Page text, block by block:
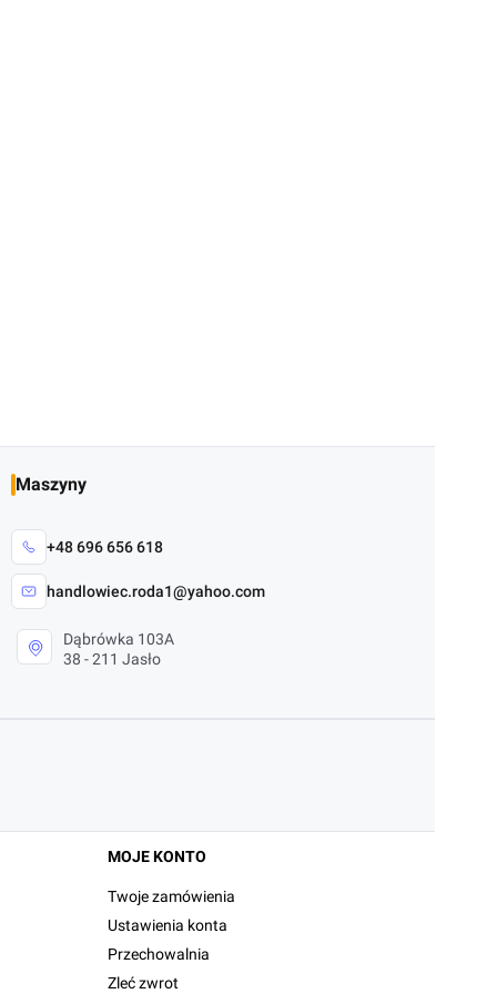
Maszyny
+48 696 656 618
handlowiec.roda1@yahoo.com
Dąbrówka 103A
38 - 211 Jasło
MOJE KONTO
Twoje zamówienia
Ustawienia konta
Przechowalnia
Zleć zwrot